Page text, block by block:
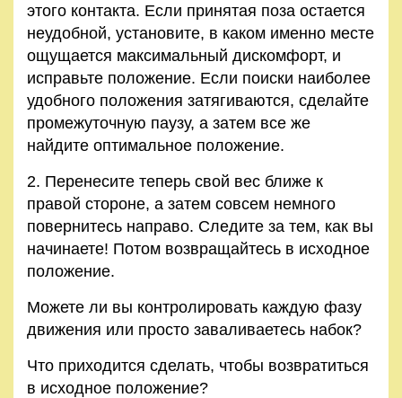
этого контакта. Если принятая поза остается
неудобной, установите, в каком именно месте
ощущается максимальный дискомфорт, и
исправьте положение. Если поиски наиболее
удобного положения затягиваются, сделайте
промежуточную паузу, а затем все же
найдите оптимальное положение.
2. Перенесите теперь свой вес ближе к
правой стороне, а затем совсем немного
повернитесь направо. Следите за тем, как вы
начинаете! Потом возвращайтесь в исходное
положение.
Можете ли вы контролировать каждую фазу
движения или просто заваливаетесь набок?
Что приходится сделать, чтобы возвратиться
в исходное положение?